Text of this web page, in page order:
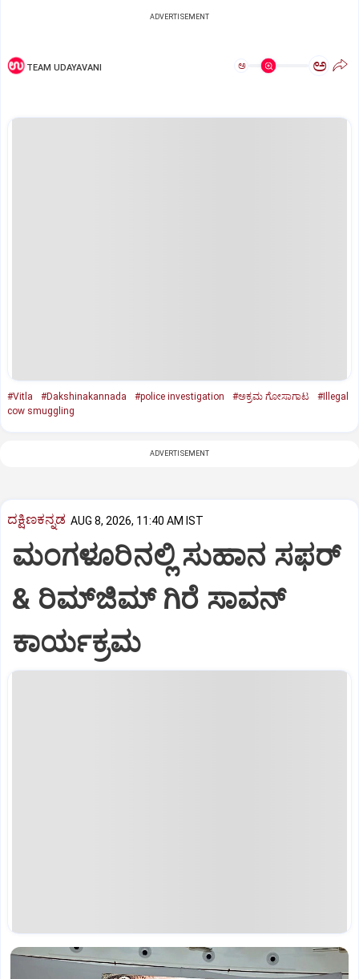
ADVERTISEMENT
TEAM UDAYAVANI ಅ ಅ
#Vitla #Dakshinakannada #police investigation #ಅಕ್ರಮ ಗೋಸಾಗಾಟ
#Illegal
cow smuggling
ADVERTISEMENT
ದಕ್ಷಿಣಕನ್ನಡ AUG 8, 2026, 11:40 AM IST
ಮಂಗಳೂರಿನಲ್ಲಿ ಸುಹಾನ ಸಫರ್
& ರಿಮ್‌ಜಿಮ್ ಗಿರೆ ಸಾವನ್
ಕಾರ್ಯಕ್ರಮ